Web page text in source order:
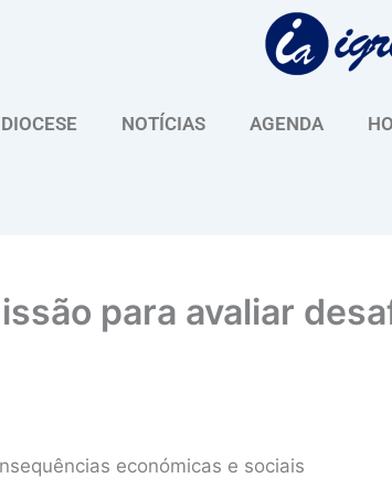
DIOCESE NOTÍCIAS AGENDA
para avaliar
económicas e sociais